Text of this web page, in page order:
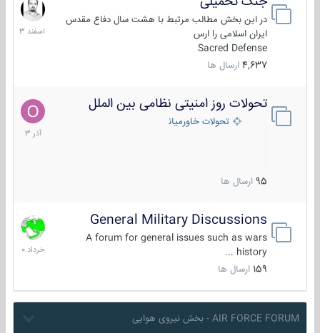
در این بخش مطالب مرتبط با هشت سال دفاع مقدس
ایران اسلامی را ارس
Sacred Defense
4,637 ارسال ها
20
اسفند
1403
تحولات روز امنیتی نظامی بین الملل
تحولات خاورمیانه
95 ارسال ها
21
آذر
1403
General Military Discussions
A forum for general issues such as wars
history ...
159 ارسال ها
10
خرداد
1400
AIR FORCE FORUM - بخش نیروی هوایی